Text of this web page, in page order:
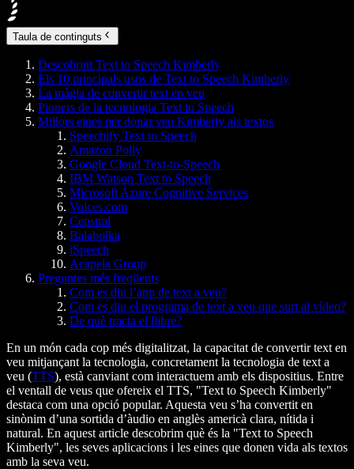
Taula de continguts
Descobrint Text to Speech Kimberly
Els 10 principals usos de Text to Speech Kimberly
La màgia de convertir text en veu
Pioners de la tecnologia Text to Speech
Millors eines per donar veu Kimberly als textos
Speechify Text to Speech
Amazon Polly
Google Cloud Text-to-Speech
IBM Watson Text to Speech
Microsoft Azure Cognitive Services
Voices.com
Cepstral
Balabolka
iSpeech
Acapela Group
Preguntes més freqüents
Com es diu l’app de text a veu?
Com es diu el programa de text a veu que surt al vídeo?
De què tracta el llibre?
En un món cada cop més digitalitzat, la capacitat de convertir text en
veu mitjançant la tecnologia, concretament la tecnologia de text a
veu (TTS), està canviant com interactuem amb els dispositius. Entre
el ventall de veus que ofereix el TTS, "Text to Speech Kimberly"
destaca com una opció popular. Aquesta veu s’ha convertit en
sinònim d’una sortida d’àudio en anglès americà clara, nítida i
natural. En aquest article descobrim què és la "Text to Speech
Kimberly", les seves aplicacions i les eines que donen vida als textos
amb la seva veu.